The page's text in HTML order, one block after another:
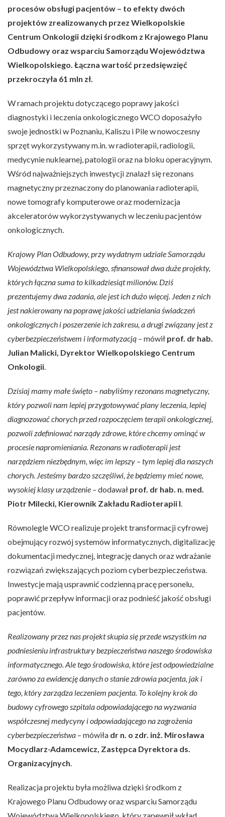
procesów obsługi pacjentów – to efekty dwóch
projektów zrealizowanych przez Wielkopolskie
Centrum Onkologii dzięki środkom z Krajowego Planu
Odbudowy oraz wsparciu Samorządu Województwa
Wielkopolskiego. Łączna wartość przedsięwzięć
przekroczyła 61 mln zł.
W ramach projektu dotyczącego poprawy jakości
diagnostyki i leczenia onkologicznego WCO doposażyło
swoje jednostki w Poznaniu, Kaliszu i Pile w nowoczesny
sprzęt wykorzystywany m.in. w radioterapii, radiologii,
medycynie nuklearnej, patologii oraz na bloku operacyjnym.
Wśród najważniejszych inwestycji znalazł się rezonans
magnetyczny przeznaczony do planowania radioterapii,
nowe tomografy komputerowe oraz modernizacja
akceleratorów wykorzystywanych w leczeniu pacjentów
onkologicznych.
Krajowy Plan Odbudowy, przy wydatnym udziale Samorządu
Województwa Wielkopolskiego, sfinansował dwa duże projekty,
których łączna suma to kilkadziesiąt milionów. Dziś
prezentujemy dwa zadania, ale jest ich dużo więcej. Jeden z nich
jest nakierowany na poprawę jakości udzielania świadczeń
onkologicznych i poszerzenie ich zakresu, a drugi związany jest z
cyberbezpieczeństwem i informatyzacją – mówił prof. dr hab.
Julian Malicki, Dyrektor Wielkopolskiego Centrum
Onkologii.
Dzisiaj mamy małe święto – nabyliśmy rezonans magnetyczny,
który pozwoli nam lepiej przygotowywać plany leczenia, lepiej
diagnozować chorych przed rozpoczęciem terapii onkologicznej,
pozwoli zdefiniować narządy zdrowe, które chcemy ominąć w
procesie napromieniania. Rezonans w radioterapii jest
narzędziem niezbędnym, więc im lepszy – tym lepiej dla naszych
chorych. Jesteśmy bardzo szczęśliwi, że będziemy mieć nowe,
wysokiej klasy urządzenie – dodawał prof. dr hab. n. med.
Piotr Milecki, Kierownik Zakładu Radioterapii I.
Równolegle WCO realizuje projekt transformacji cyfrowej
obejmujący rozwój systemów informatycznych, digitalizację
dokumentacji medycznej, integrację danych oraz wdrażanie
rozwiązań zwiększających poziom cyberbezpieczeństwa.
Inwestycje mają usprawnić codzienną pracę personelu,
poprawić przepływ informacji oraz podnieść jakość obsługi
pacjentów.
Realizowany przez nas projekt skupia się przede wszystkim na
podniesieniu infrastruktury bezpieczeństwa naszego środowiska
informatycznego. Ale tego środowiska, które jest odpowiedzialne
zarówno za ewidencję danych o stanie zdrowia pacjenta, jak i
tego, który zarządza leczeniem pacjenta. To kolejny krok do
budowy cyfrowego szpitala odpowiadającego na wyzwania
współczesnej medycyny i odpowiadającego na zagrożenia
cyberbezpieczeństwa – mówiła dr n. o zdr. inż. Mirosława
Mocydlarz-Adamcewicz, Zastępca Dyrektora ds.
Organizacyjnych.
Realizacja projektu była możliwa dzięki środkom z
Krajowego Planu Odbudowy oraz wsparciu Samorządu